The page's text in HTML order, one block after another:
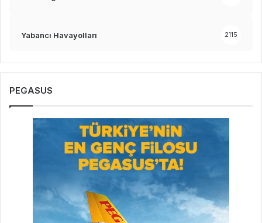
Yabancı Havayolları 2115
PEGASUS